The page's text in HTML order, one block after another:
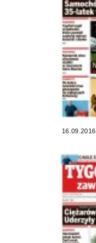
16.09.2016